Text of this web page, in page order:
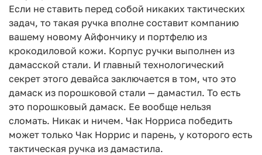
Если не ставить перед собой никаких тактических
задач, то такая ручка вполне составит компанию
вашему новому Айфончику и портфелю из
крокодиловой кожи. Корпус ручки выполнен из
дамасской стали. И главный технологический
секрет этого девайса заключается в том, что это
дамаск из порошковой стали — дамастил. То есть
это порошковый дамаск. Ее вообще нельзя
сломать. Никак и ничем. Чак Норриса победить
может только Чак Норрис и парень, у которого есть
тактическая ручка из дамастила.